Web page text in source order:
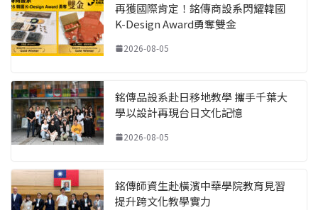
再獲國際肯定！銘傳商設系閃耀韓國
K-Design Award勇奪雙金
2026-08-05
銘傳品設系赴日移地教學 攜手千葉大
學以設計再現台日文化記憶
2026-08-05
銘傳師資生赴橫濱中華學院教育見習
提升跨文化教學實力